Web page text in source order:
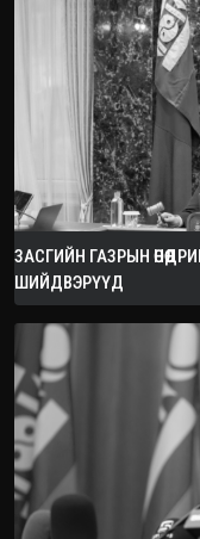
ЗАСГИЙН ГАЗРЫН
ШИЙДВЭРҮҮД